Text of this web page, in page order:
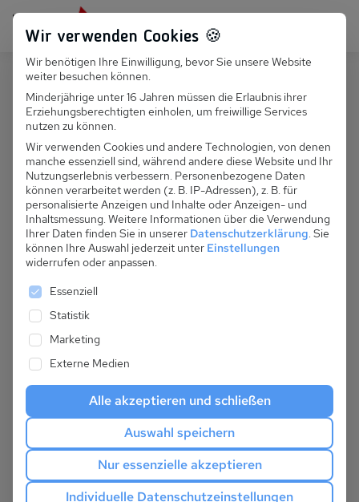
Persönlich für dich da: +49 251 899 050
Suchfeld
Suchen
D 132.003 - Ferienhaus Gustav
Wir verwenden Cookies 🍪
Wir benötigen Ihre Einwilligung, bevor Sie unsere Website
weiter besuchen können.
Minderjährige unter 16 Jahren müssen die Erlaubnis ihrer
Erziehungsberechtigten einholen, um freiwillige Services
nutzen zu können.
Wir verwenden Cookies und andere Technologien, von denen
manche essenziell sind, während andere diese Website und Ihr
Nutzungserlebnis verbessern. Personenbezogene Daten
können verarbeitet werden (z. B. IP-Adressen), z. B. für
personalisierte Anzeigen und Inhalte oder Anzeigen- und
Inhaltsmessung. Weitere Informationen über die Verwendung
Ihrer Daten finden Sie in unserer Datenschutzerklärung. Sie
können Ihre Auswahl jederzeit unter Einstellungen
widerrufen oder anpassen.
Es folgt eine Liste der Service-Gruppen, für die
Essenziell
Statistik
Marketing
Externe Medien
Alle akzeptieren und schließen
Auswahl speichern
Nur essenzielle akzeptieren
Individuelle Datenschutzeinstellungen